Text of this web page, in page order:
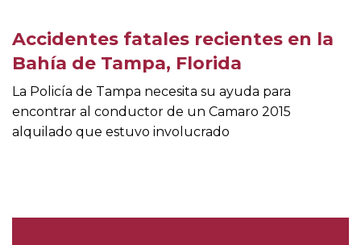
Accidentes fatales recientes en la
Bahía de Tampa, Florida
La Policía de Tampa necesita su ayuda para
encontrar al conductor de un Camaro 2015
alquilado que estuvo involucrado